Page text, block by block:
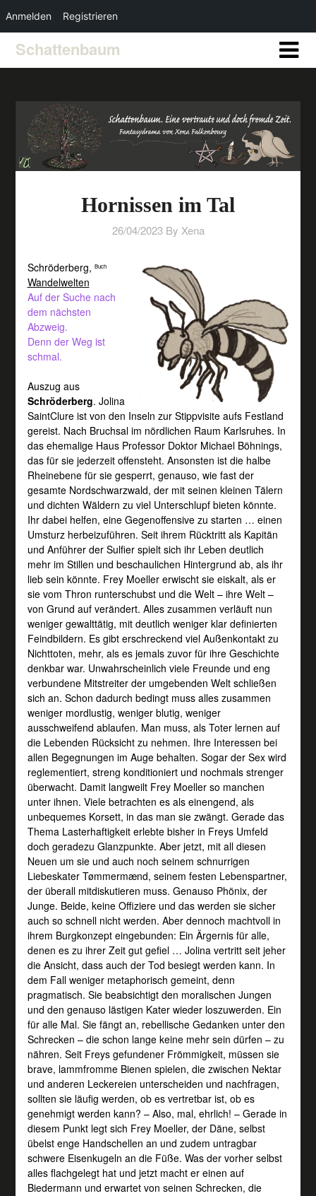
Schattenbaum
Hornissen im Tal
26/04/2023 By Xena
Schröderberg, Buch
Wandelwelten
Auf der Suche nach
dem nächsten
Abzweig.
Denn der Weg ist
schmal.
Auszug aus
Schröderberg. Jolina
SaintClure ist von den Inseln zur Stippvisite aufs Festland
gereist. Nach Bruchsal im nördlichen Raum Karlsruhes. In
das ehemalige Haus Professor Doktor Michael Böhnings,
das für sie jederzeit offensteht. Ansonsten ist die halbe
Rheinebene für sie gesperrt, genauso, wie fast der
gesamte Nordschwarzwald, der mit seinen kleinen Tälern
und dichten Wäldern zu viel Unterschlupf bieten könnte.
Ihr dabei helfen, eine Gegenoffensive zu starten … einen
Umsturz herbeizuführen. Seit ihrem Rücktritt als Kapitän
und Anführer der Sulfier spielt sich ihr Leben deutlich
mehr im Stillen und beschaulichen Hintergrund ab, als ihr
lieb sein könnte. Frey Moeller erwischt sie eiskalt, als er
sie vom Thron runterschubst und die Welt – ihre Welt –
von Grund auf verändert. Alles zusammen verläuft nun
weniger gewalttätig, mit deutlich weniger klar definierten
Feindbildern. Es gibt erschreckend viel Außenkontakt zu
Nichttoten, mehr, als es jemals zuvor für ihre Geschichte
denkbar war. Unwahrscheinlich viele Freunde und eng
verbundene Mitstreiter der umgebenden Welt schließen
sich an. Schon dadurch bedingt muss alles zusammen
weniger mordlustig, weniger blutig, weniger
ausschweifend ablaufen. Man muss, als Toter lernen auf
die Lebenden Rücksicht zu nehmen. Ihre Interessen bei
allen Begegnungen im Auge behalten. Sogar der Sex wird
reglementiert, streng konditioniert und nochmals strenger
überwacht. Damit langweilt Frey Moeller so manchen
unter ihnen. Viele betrachten es als einengend, als
unbequemes Korsett, in das man sie zwängt. Gerade das
Thema Lasterhaftigkeit erlebte bisher in Freys Umfeld
doch geradezu Glanzpunkte. Aber jetzt, mit all diesen
Neuen um sie und auch noch seinem schnurrigen
Liebeskater Tømmermænd, seinem festen Lebenspartner,
der überall mitdiskutieren muss. Genauso Phönix, der
Junge. Beide, keine Offiziere und das werden sie sicher
auch so schnell nicht werden. Aber dennoch machtvoll in
ihrem Burgkonzept eingebunden: Ein Ärgernis für alle,
denen es zu ihrer Zeit gut gefiel … Jolina vertritt seit jeher
die Ansicht, dass auch der Tod besiegt werden kann. In
dem Fall weniger metaphorisch gemeint, denn
pragmatisch. Sie beabsichtigt den moralischen Jungen
und den genauso lästigen Kater wieder loszuwerden. Ein
für alle Mal. Sie fängt an, rebellische Gedanken unter den
Schrecken – die schon lange keine mehr sein dürfen – zu
nähren. Seit Freys gefundener Frömmigkeit, müssen sie
brave, lammfromme Bienen spielen, die zwischen Nektar
und anderen Leckereien unterscheiden und nachfragen,
sollten sie läufig werden, ob es vertretbar ist, ob es
genehmigt werden kann? – Also, mal, ehrlich! – Gerade in
diesem Punkt legt sich Frey Moeller, der Däne, selbst
übelst enge Handschellen an und zudem untragbar
schwere Eisenkugeln an die Füße. Was der vorher selbst
alles flachgelegt hat und jetzt macht er einen auf
Biedermann und erwartet von seinen Schrecken, die
Anmelden Registrieren